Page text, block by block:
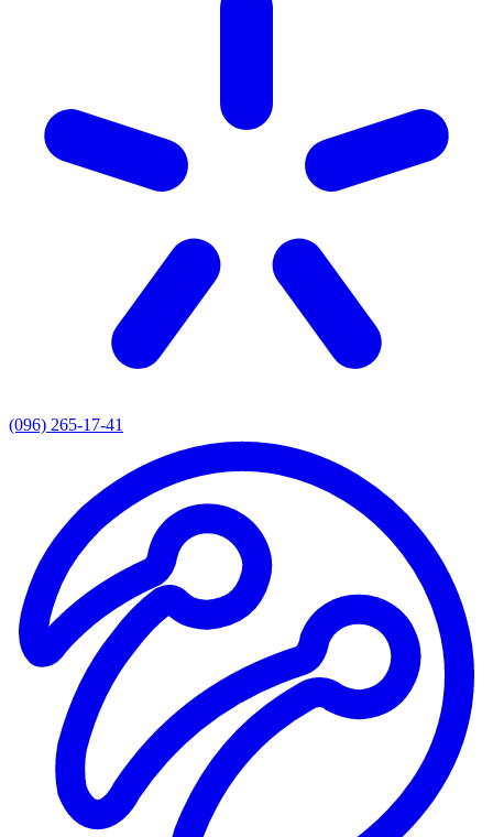
(096) 265-17-41